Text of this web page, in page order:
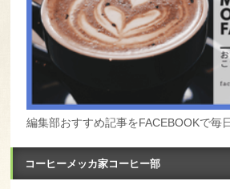
編集部おすすめ記事をFACEBOOKで毎
コーヒーメッカ家コーヒー部